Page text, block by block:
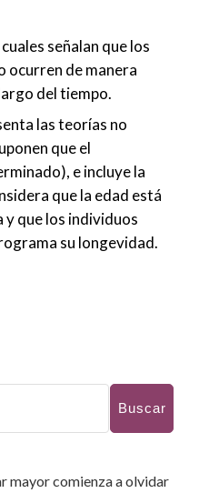
señalan que los
ocurren de manera
del tiempo.
las teorías no
que el
e incluye la
que la edad está
que los individuos
su longevidad.
Buscar
mayor comienza a olvidar